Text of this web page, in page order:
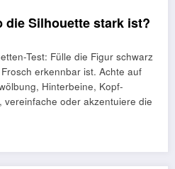
die Silhouette stark ist?
Test: Fülle die Figur schwarz
erkennbar ist. Achte auf
Hinterbeine, Kopf-
vereinfache oder akzentuiere die